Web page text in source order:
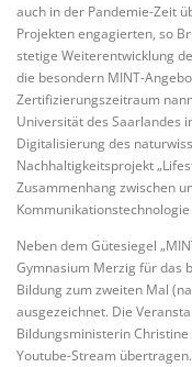
auch in der Pandemie-Zeit
Projekten engagierten, so
stetige Weiterentwicklung
die besondern MINT-
Zertifizierungszeitraum
Universität des Saarlandes
Digitalisierung des
Nachhaltigkeitsprojekt
Zusammenhang zwischen
Neben dem Gütesiegel
Gymnasium Merzig für das
Bildung zum zweiten Mal
ausgezeichnet. Die
Bildungsministerin
Youtube-Stream